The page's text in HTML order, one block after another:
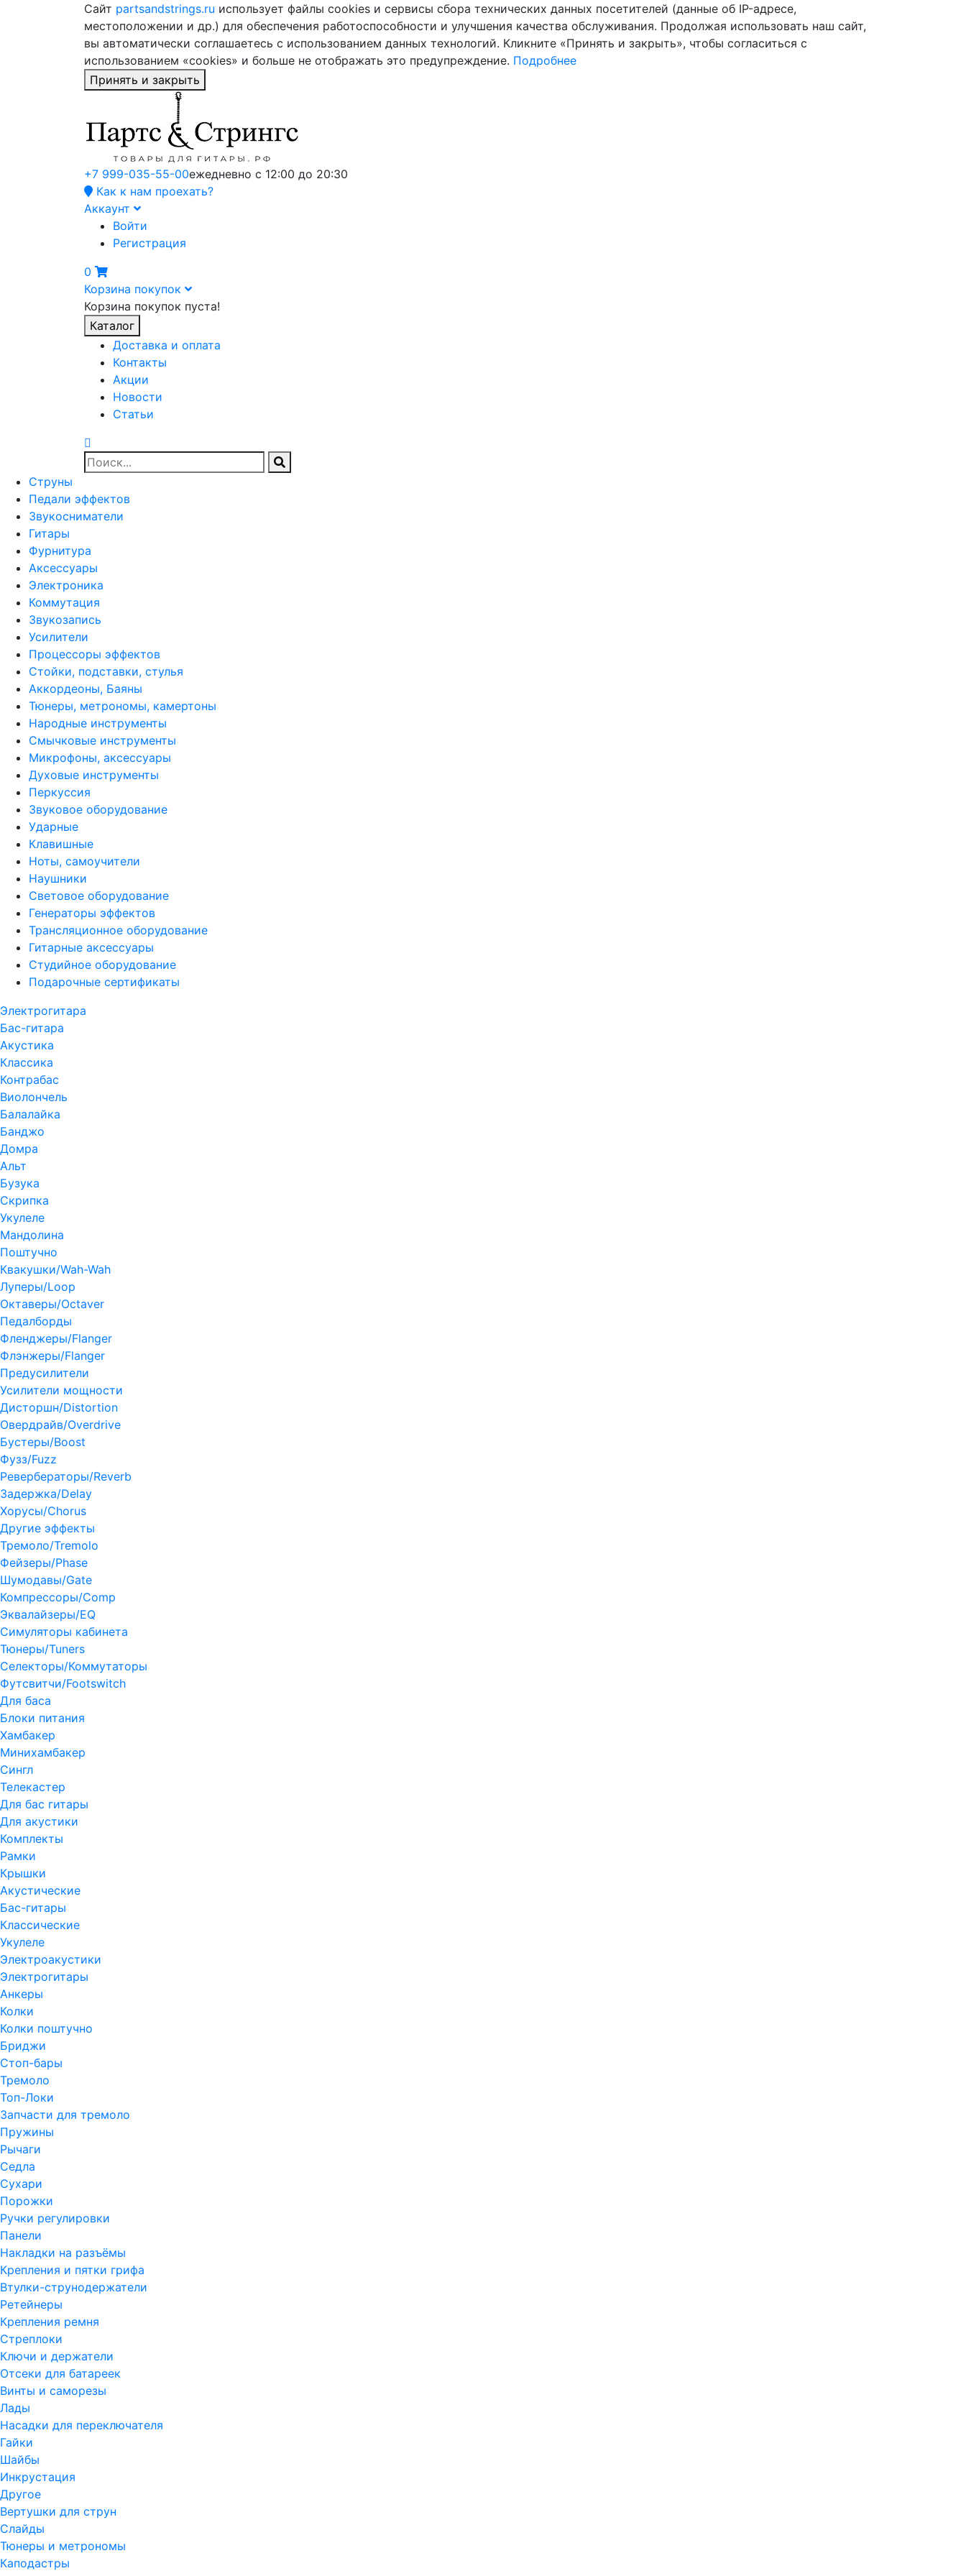
Сайт partsandstrings.ru использует файлы cookies и сервисы сбора технических данных посетителей (данные об IP-адресе,
местоположении и др.) для обеспечения работоспособности и улучшения качества обслуживания. Продолжая использовать наш сайт,
вы автоматически соглашаетесь с использованием данных технологий. Кликните «Принять и закрыть», чтобы согласиться с
использованием «cookies» и больше не отображать это предупреждение. Подробнее
Принять и закрыть
+7 999-035-55-00ежедневно с 12:00 до 20:30
Как к нам проехать?
Аккаунт
Войти
Регистрация
0
Корзина покупок
Корзина покупок пуста!
Каталог
Доставка и оплата
Контакты
Акции
Новости
Статьи
Струны
Педали эффектов
Звукосниматели
Гитары
Фурнитура
Аксессуары
Электроника
Коммутация
Звукозапись
Усилители
Процессоры эффектов
Стойки, подставки, стулья
Аккордеоны, Баяны
Тюнеры, метрономы, камертоны
Народные инструменты
Смычковые инструменты
Микрофоны, аксессуары
Духовые инструменты
Перкуссия
Звуковое оборудование
Ударные
Клавишные
Ноты, самоучители
Наушники
Световое оборудование
Генераторы эффектов
Трансляционное оборудование
Гитарные аксессуары
Студийное оборудование
Подарочные сертификаты
Электрогитара
Бас-гитара
Акустика
Классика
Контрабас
Виолончель
Балалайка
Банджо
Домра
Альт
Бузука
Скрипка
Укулеле
Мандолина
Поштучно
Квакушки/Wah-Wah
Луперы/Loop
Октаверы/Octaver
Педалборды
Фленджеры/Flanger
Флэнжеры/Flanger
Предусилители
Усилители мощности
Дисторшн/Distortion
Овердрайв/Overdrive
Бустеры/Boost
Фузз/Fuzz
Ревербераторы/Reverb
Задержка/Delay
Хорусы/Chorus
Другие эффекты
Тремоло/Tremolo
Фейзеры/Phase
Шумодавы/Gate
Компрессоры/Comp
Эквалайзеры/EQ
Симуляторы кабинета
Тюнеры/Tuners
Селекторы/Коммутаторы
Футсвитчи/Footswitch
Для баса
Блоки питания
Хамбакер
Минихамбакер
Сингл
Телекастер
Для бас гитары
Для акустики
Комплекты
Рамки
Крышки
Акустические
Бас-гитары
Классические
Укулеле
Электроакустики
Электрогитары
Анкеры
Колки
Колки поштучно
Бриджи
Стоп-бары
Тремоло
Топ-Локи
Запчасти для тремоло
Пружины
Рычаги
Седла
Сухари
Порожки
Ручки регулировки
Панели
Накладки на разъёмы
Крепления и пятки грифа
Втулки-струнодержатели
Ретейнеры
Крепления ремня
Стреплоки
Ключи и держатели
Отсеки для батареек
Винты и саморезы
Лады
Насадки для переключателя
Гайки
Шайбы
Инкрустация
Другое
Вертушки для струн
Слайды
Тюнеры и метрономы
Каподастры